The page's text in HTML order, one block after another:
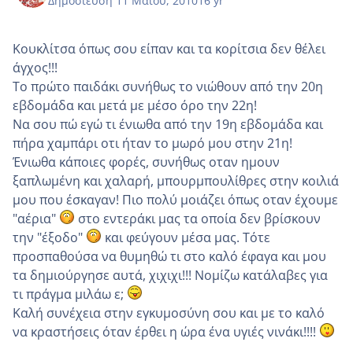
Κουκλίτσα όπως σου είπαν και τα κορίτσια δεν θέλει
άγχος!!!
Το πρώτο παιδάκι συνήθως το νιώθουν από την 20η
εβδομάδα και μετά με μέσο όρο την 22η!
Να σου πώ εγώ τι ένιωθα από την 19η εβδομάδα και
πήρα χαμπάρι οτι ήταν το μωρό μου στην 21η!
Ένιωθα κάποιες φορές, συνήθως οταν ημουν
ξαπλωμένη και χαλαρή, μπουρμπουλίθρες στην κοιλιά
μου που έσκαγαν! Πιο πολύ μοιάζει όπως οταν έχουμε
"αέρια"
στο εντεράκι μας τα οποία δεν βρίσκουν
την "έξοδο"
και φεύγουν μέσα μας. Τότε
προσπαθούσα να θυμηθώ τι στο καλό έφαγα και μου
τα δημιούργησε αυτά, χιχιχι!!! Νομίζω κατάλαβες για
τι πράγμα μιλάω ε;
Καλή συνέχεια στην εγκυμοσύνη σου και με το καλό
να κραστήσεις όταν έρθει η ώρα ένα υγιές νινάκι!!!!